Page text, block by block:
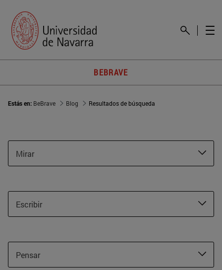
BEBRAVE
Estás en: BeBrave Blog Resultados de búsqueda
Mirar
Escribir
Pensar